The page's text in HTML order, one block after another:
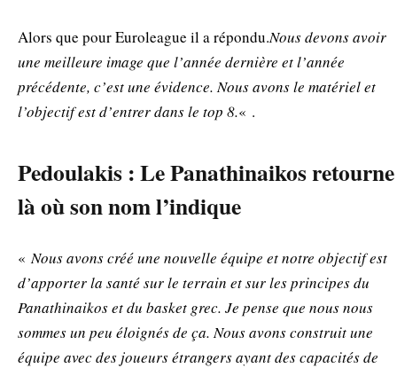
Alors que pour Euroleague il a répondu.Nous devons avoir
une meilleure image que l’année dernière et l’année
précédente, c’est une évidence. Nous avons le matériel et
l’objectif est d’entrer dans le top 8.« .
Pedoulakis : Le Panathinaikos retourne
là où son nom l’indique
«Nous avons créé une nouvelle équipe et notre objectif est
d’apporter la santé sur le terrain et sur les principes du
Panathinaikos et du basket grec. Je pense que nous nous
sommes un peu éloignés de ça. Nous avons construit une
équipe avec des joueurs étrangers ayant des capacités de